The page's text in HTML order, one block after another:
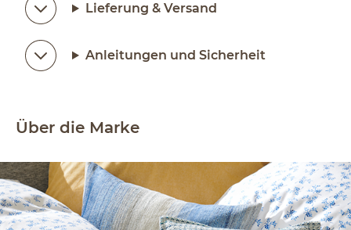
Lieferung & Versand
Anleitungen und Sicherheit
Über die Marke